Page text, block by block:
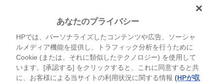
あなたのプライバシー
HPでは、パーソナライズしたコンテンツや広告、ソーシャ
ルメディア機能を提供し、トラフィック分析を行うために
Cookie (または、それに類似したテクノロジー) を使用して
います。[承認する] をクリックすると、これに同意すると共
に、お客様による当サイトの利用状況に関する情報(HPが収